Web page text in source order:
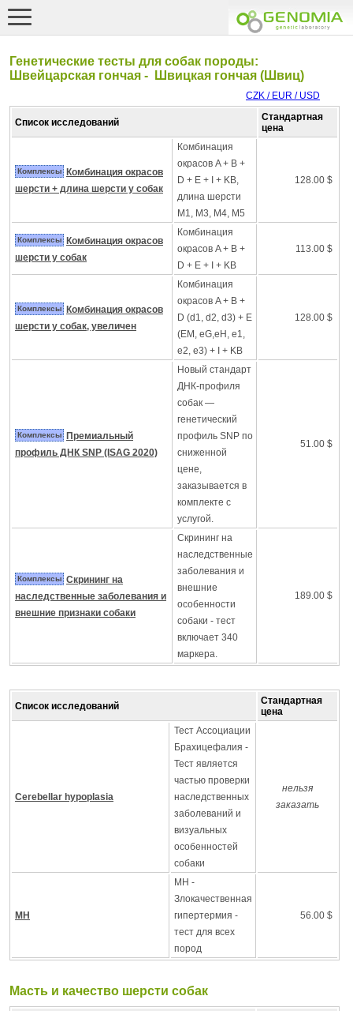
Генетические тесты для собак породы:
Швейцарская гончая - Швицкая гончая (Швиц)
CZK / EUR / USD
Список исследований
Стандартная
цена
Комплексы
Комбинация окрасов
шерсти + длина шерсти у собак
Комбинация
окрасов A + B +
D + E + I + KB,
длина шерсти
M1, M3, M4, M5
128.00 $
Комплексы
Комбинация окрасов
шерсти у собак
Комбинация
окрасов A + B +
D + E + I + KB
113.00 $
Комплексы
Комбинация окрасов
шерсти у собак, увеличен
Комбинация
окрасов A + B +
D (d1, d2, d3) + E
(EM, eG,eH, e1,
e2, e3) + I + KB
128.00 $
Комплексы
Премиальный
профиль ДНК SNP (ISAG 2020)
Новый стандарт
ДНК-профиля
собак —
генетический
профиль SNP по
сниженной
цене,
заказывается в
комплекте с
услугой.
51.00 $
Комплексы Скрининг на
наследственные заболевания и
внешние признаки собаки
Скрининг на
наследственные
заболевания и
внешние
особенности
собаки - тест
включает 340
маркера.
189.00 $
Список исследований
Стандартная
цена
Cerebellar hypoplasia
Тест Ассоциации
Брахицефалия -
Тест является
частью проверки
наследственных
заболеваний и
визуальных
особенностей
собаки
нельзя
заказать
MH
MH -
Злокачественная
гипертермия -
тест для всех
пород
56.00 $
Масть и качество шерсти собак